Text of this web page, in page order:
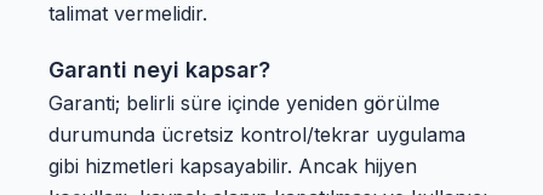
talimat vermelidir.
Garanti neyi kapsar?
Garanti; belirli süre içinde yeniden görülme
durumunda ücretsiz kontrol/tekrar uygulama
gibi hizmetleri kapsayabilir. Ancak hijyen